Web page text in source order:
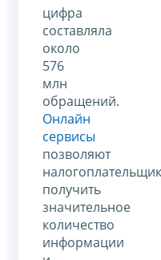
цифра
составляла
около
576
млн
обращений.
Онлайн
сервисы
позволяют
получить
значительное
количество
информации